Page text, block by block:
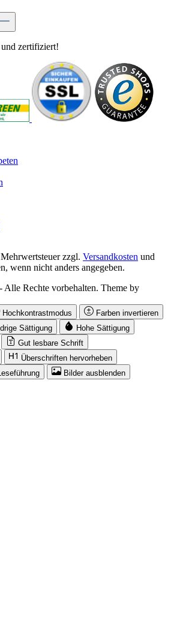
zertifiziert!
zzgl. Versandkosten und
wenn nicht anders angegeben.
Rechte vorbehalten. Theme by
Hochkontrastmodus
Farben invertieren
Sättigung
Hohe Sättigung
Gut lesbare Schrift
Überschriften hervorheben
Leseführung
Bilder ausblenden